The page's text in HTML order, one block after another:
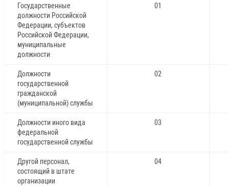
Государственные
должности Российской
Федерации, субъектов
Российской Федерации,
муниципальные
должности
01
Должности
государственной
гражданской
(муниципальной) службы
02
Должности иного вида
федеральной
государственной службы
03
Другой персонал,
состоящий в штате
организации
04